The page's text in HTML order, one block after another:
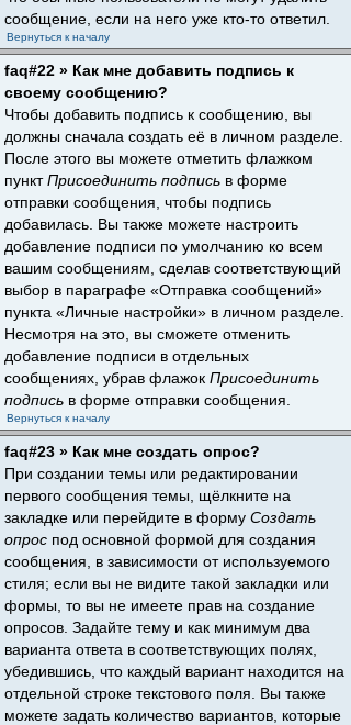
сообщение, если на него уже кто-то ответил.
Вернуться к началу
faq#22 » Как мне добавить подпись к
своему сообщению?
Чтобы добавить подпись к сообщению, вы
должны сначала создать её в личном разделе.
После этого вы можете отметить флажком
пунктПрисоединить подпись в форме
отправки сообщения, чтобы подпись
добавилась. Вы также можете настроить
добавление подписи по умолчанию ко всем
вашим сообщениям, сделав соответствующий
выбор в параграфе «Отправка сообщений»
пункта «Личные настройки» в личном разделе.
Несмотря на это, вы сможете отменить
добавление подписи в отдельных
сообщениях, убрав флажок Присоединить
подпись в форме отправки сообщения.
Вернуться к началу
faq#23 » Как мне создать опрос?
При создании темы или редактировании
первого сообщения темы, щёлкните на
закладке или перейдите в форму Создать
опрос под основной формой для создания
сообщения, в зависимости от используемого
стиля; если вы не видите такой закладки или
формы, то вы не имеете прав на создание
опросов. Задайте тему и как минимум два
варианта ответа в соответствующих полях,
убедившись, что каждый вариант находится на
отдельной строке текстового поля. Вы также
можете задать количество вариантов, которые